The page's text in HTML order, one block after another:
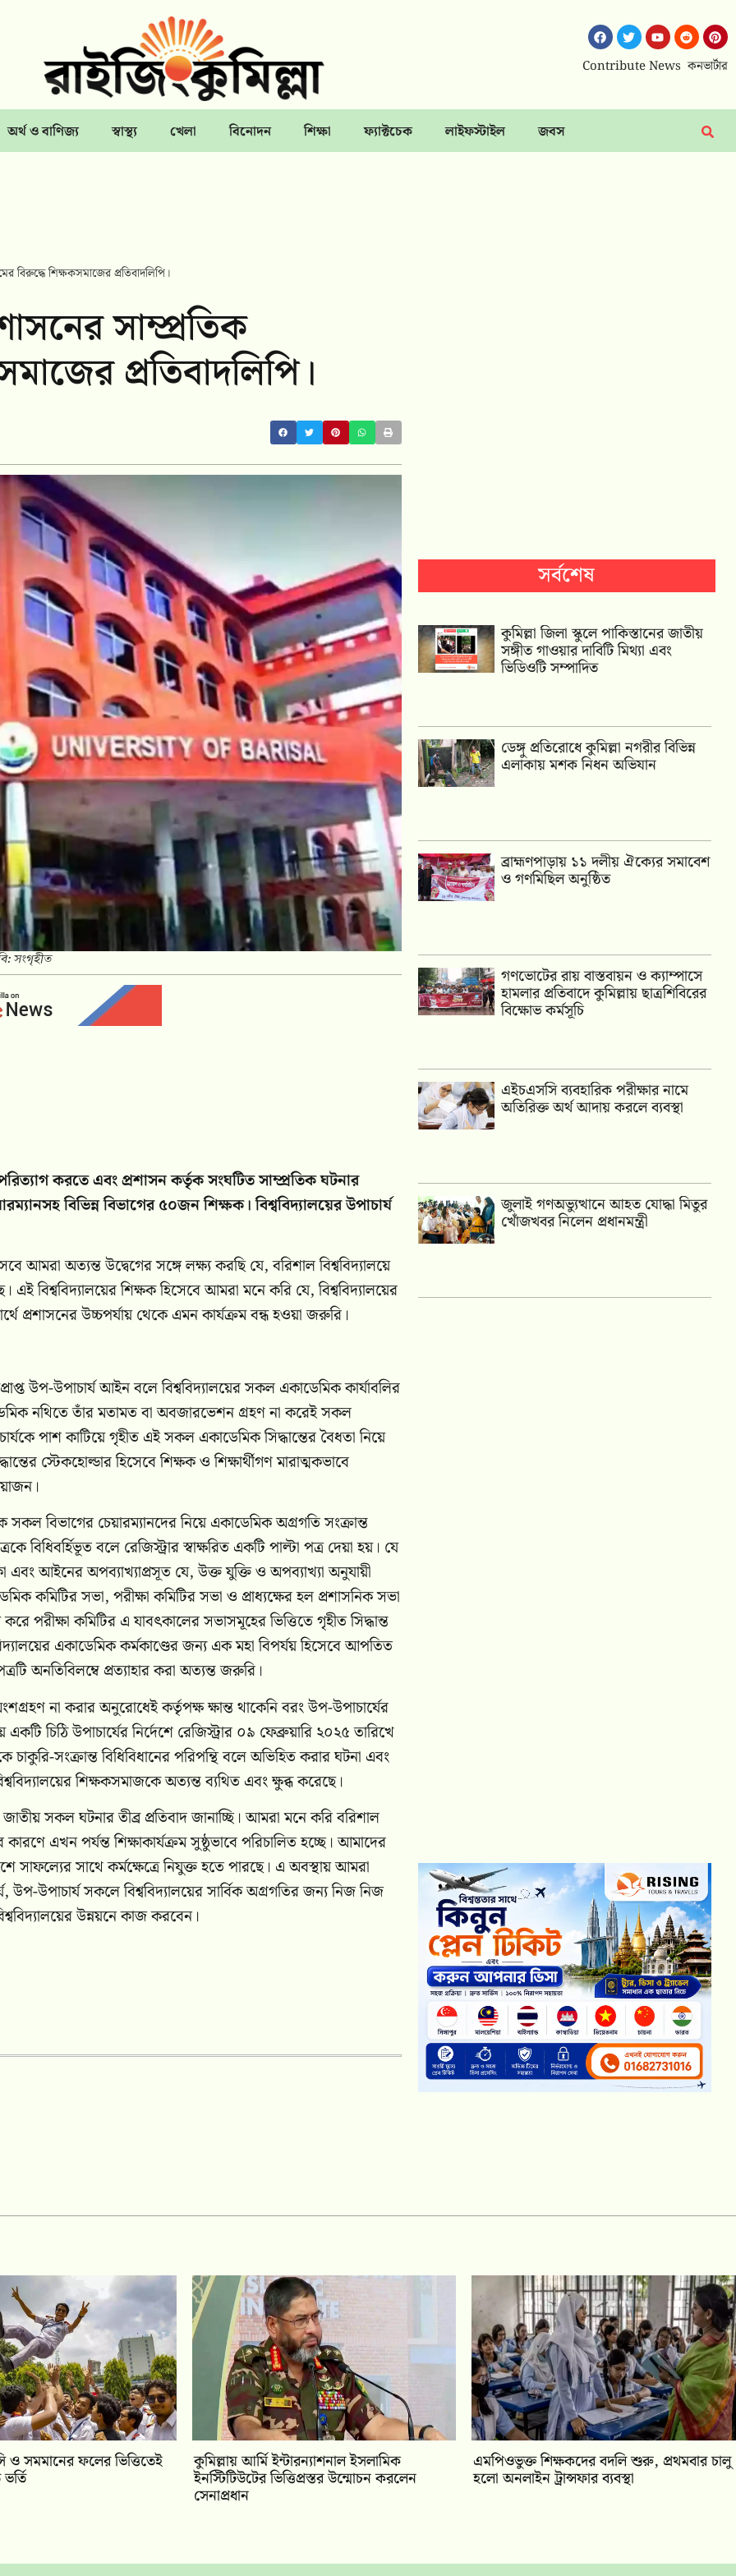
Contribute News কনভার্টার
অর্থ ও বাণিজ্য স্বাস্থ্য খেলা বিনোদন শিক্ষা ফ্যাক্টচেক লাইফস্টাইল জবস
বিরুদ্ধে শিক্ষকসমাজের প্রতিবাদলিপি।
সাম্প্রতিক
প্রতিবাদলিপি।
সংগৃহীত
পরিত্যাগ করতে এবং প্রশাসন কর্তৃক সংঘটিত সাম্প্রতিক ঘটনার
বিভিন্ন বিভাগের ৫০জন শিক্ষক। বিশ্ববিদ্যালয়ের উপাচার্য
আমরা অত্যন্ত উদ্বেগের সঙ্গে লক্ষ্য করছি যে, বরিশাল বিশ্ববিদ্যালয়ে
বিশ্ববিদ্যালয়ের শিক্ষক হিসেবে আমরা মনে করি যে, বিশ্ববিদ্যালয়ের
প্রশাসনের উচ্চপর্যায় থেকে এমন কার্যক্রম বন্ধ হওয়া জরুরি।
উপ-উপাচার্য আইন বলে বিশ্ববিদ্যালয়ের সকল একাডেমিক কার্যাবলির
নথিতে তাঁর মতামত বা অবজারভেশন গ্রহণ না করেই সকল
পাশ কাটিয়ে গৃহীত এই সকল একাডেমিক সিদ্ধান্তের বৈধতা নিয়ে
স্টেকহোল্ডার হিসেবে শিক্ষক ও শিক্ষার্থীগণ মারাত্মকভাবে
বিভাগের চেয়ারম্যানদের নিয়ে একাডেমিক অগ্রগতি সংক্রান্ত
বিধিবর্হিভূত বলে রেজিস্ট্রার স্বাক্ষরিত একটি পাল্টা পত্র দেয়া হয়। যে
এবং আইনের অপব্যাখ্যাপ্রসূত যে, উক্ত যুক্তি ও অপব্যাখ্যা অনুযায়ী
কমিটির সভা, পরীক্ষা কমিটির সভা ও প্রাধ্যক্ষের হল প্রশাসনিক সভা
পরীক্ষা কমিটির এ যাবৎকালের সভাসমূহের ভিত্তিতে গৃহীত সিদ্ধান্ত
একাডেমিক কর্মকাণ্ডের জন্য এক মহা বিপর্যয় হিসেবে আপতিত
অনতিবিলম্বে প্রত্যাহার করা অত্যন্ত জরুরি।
না করার অনুরোধেই কর্তৃপক্ষ ক্ষান্ত থাকেনি বরং উপ-উপাচার্যের
চিঠি উপাচার্যের নির্দেশে রেজিস্ট্রার ০৯ ফেব্রুয়ারি ২০২৫ তারিখে
সংক্রান্ত বিধিবিধানের পরিপন্থি বলে অভিহিত করার ঘটনা এবং
শিক্ষকসমাজকে অত্যন্ত ব্যথিত এবং ক্ষুব্ধ করেছে।
সকল ঘটনার তীব্র প্রতিবাদ জানাচ্ছি। আমরা মনে করি বরিশাল
এখন পর্যন্ত শিক্ষাকার্যক্রম সুষ্ঠুভাবে পরিচালিত হচ্ছে। আমাদের
সাফল্যের সাথে কর্মক্ষেত্রে নিযুক্ত হতে পারছে। এ অবস্থায় আমরা
উপ-উপাচার্য সকলে বিশ্ববিদ্যালয়ের সার্বিক অগ্রগতির জন্য নিজ নিজ
উন্নয়নে কাজ করবেন।
সর্বশেষ
কুমিল্লা জিলা স্কুলে পাকিস্তানের জাতীয়
সঙ্গীত গাওয়ার দাবিটি মিথ্যা এবং
ভিডিওটি সম্পাদিত
ডেঙ্গু প্রতিরোধে কুমিল্লা নগরীর বিভিন্ন
এলাকায় মশক নিধন অভিযান
‎ব্রাহ্মণপাড়ায় ১১ দলীয় ঐক্যের সমাবেশ
ও গণমিছিল অনুষ্ঠিত
গণভোটের রায় বাস্তবায়ন ও ক্যাম্পাসে
হামলার প্রতিবাদে কুমিল্লায় ছাত্রশিবিরের
বিক্ষোভ কর্মসূচি
এইচএসসি ব্যবহারিক পরীক্ষার নামে
অতিরিক্ত অর্থ আদায় করলে ব্যবস্থা
জুলাই গণঅভ্যুত্থানে আহত যোদ্ধা মিতুর
খোঁজখবর নিলেন প্রধানমন্ত্রী
সমমানের ফলের ভিত্তিতেই কুমিল্লায় আর্মি ইন্টারন্যাশনাল ইসলামিক
ইনস্টিটিউটের ভিত্তিপ্রস্তর উন্মোচন করলেন
সেনাপ্রধান
এমপিওভুক্ত শিক্ষকদের বদলি শুরু, প্রথমবার চালু
হলো অনলাইন ট্রান্সফার ব্যবস্থা